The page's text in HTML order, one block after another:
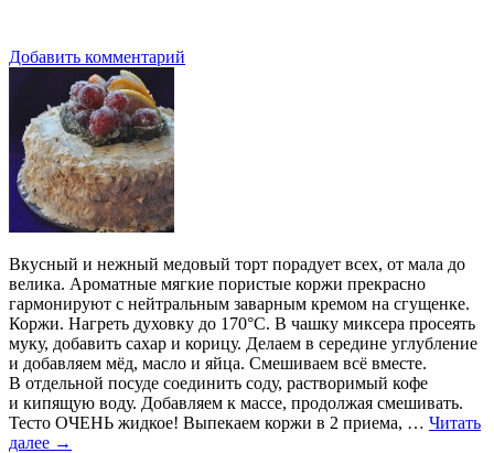
Добавить комментарий
Вкусный и нежный медовый торт порадует всех, от мала до
велика. Ароматные мягкие пористые коржи прекрасно
гармонируют с нейтральным заварным кремом на сгущенке.
Коржи. Нагреть духовку до 170°C. В чашку миксера просеять
муку, добавить сахар и корицу. Делаем в середине углубление
и добавляем мёд, масло и яйца. Смешиваем всё вместе.
В отдельной посуде соединить соду, растворимый кофе
и кипящую воду. Добавляем к массе, продолжая смешивать.
Тесто ОЧЕНЬ жидкое! Выпекаем коржи в 2 приема, … Читать
далее →